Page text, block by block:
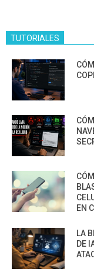
TUTORIALES
EN
LA
DE